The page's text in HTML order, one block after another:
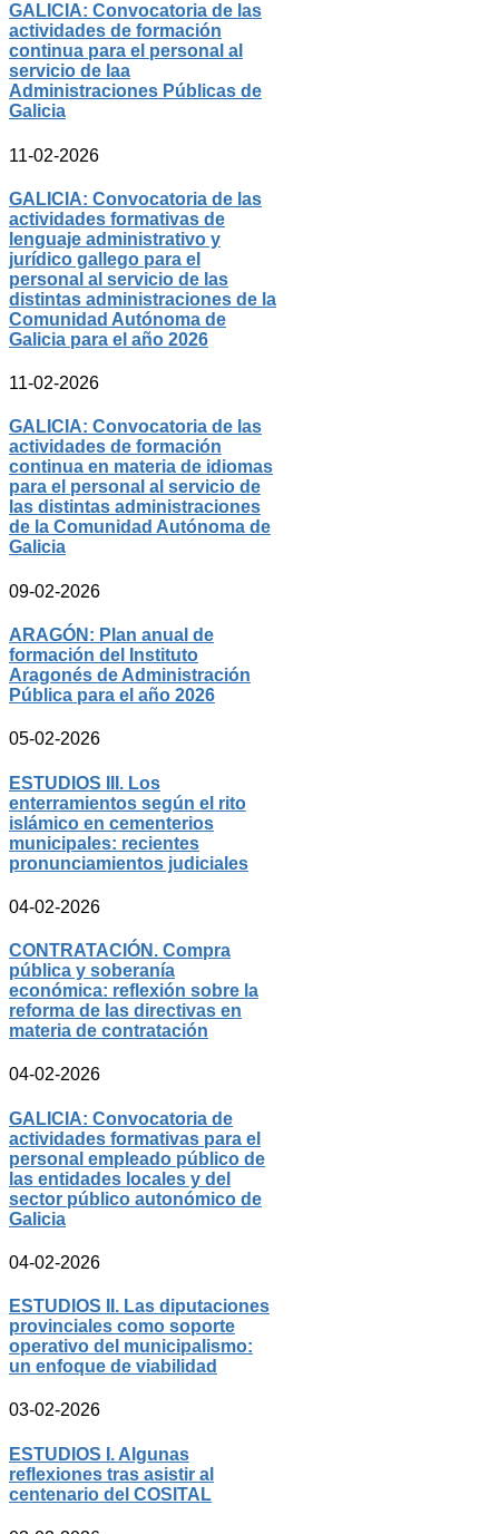
GALICIA: Convocatoria de las
actividades de formación
continua para el personal al
servicio de laa
Administraciones Públicas de
Galicia
11-02-2026
GALICIA: Convocatoria de las
actividades formativas de
lenguaje administrativo y
jurídico gallego para el
personal al servicio de las
distintas administraciones de la
Comunidad Autónoma de
Galicia para el año 2026
11-02-2026
GALICIA: Convocatoria de las
actividades de formación
continua en materia de idiomas
para el personal al servicio de
las distintas administraciones
de la Comunidad Autónoma de
Galicia
09-02-2026
ARAGÓN: Plan anual de
formación del Instituto
Aragonés de Administración
Pública para el año 2026
05-02-2026
ESTUDIOS III. Los
enterramientos según el rito
islámico en cementerios
municipales: recientes
pronunciamientos judiciales
04-02-2026
CONTRATACIÓN. Compra
pública y soberanía
económica: reflexión sobre la
reforma de las directivas en
materia de contratación
04-02-2026
GALICIA: Convocatoria de
actividades formativas para el
personal empleado público de
las entidades locales y del
sector público autonómico de
Galicia
04-02-2026
ESTUDIOS II. Las diputaciones
provinciales como soporte
operativo del municipalismo:
un enfoque de viabilidad
03-02-2026
ESTUDIOS I. Algunas
reflexiones tras asistir al
centenario del COSITAL